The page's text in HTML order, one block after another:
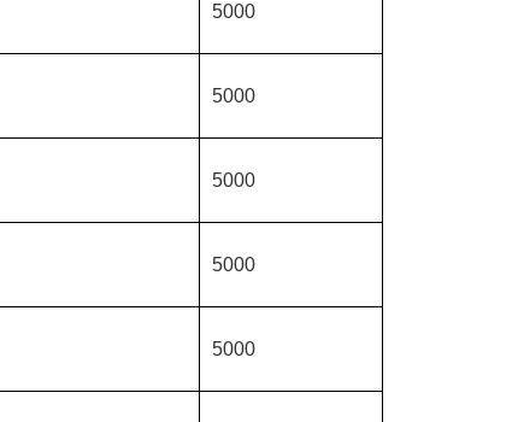
5000
5000
5000
5000
5000